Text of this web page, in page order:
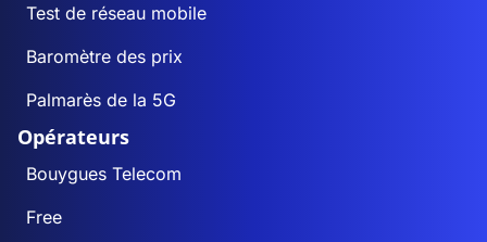
Test de réseau mobile
Baromètre des prix
Palmarès de la 5G
Opérateurs
Bouygues Telecom
Free